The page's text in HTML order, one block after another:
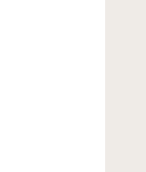
full/full/0/default.jpg